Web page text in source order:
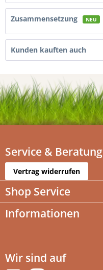
Zusammensetzung NEU
Kunden kauften auch
Service & Beratung
Vertrag widerrufen
Shop Service
Informationen
Wir sind auf